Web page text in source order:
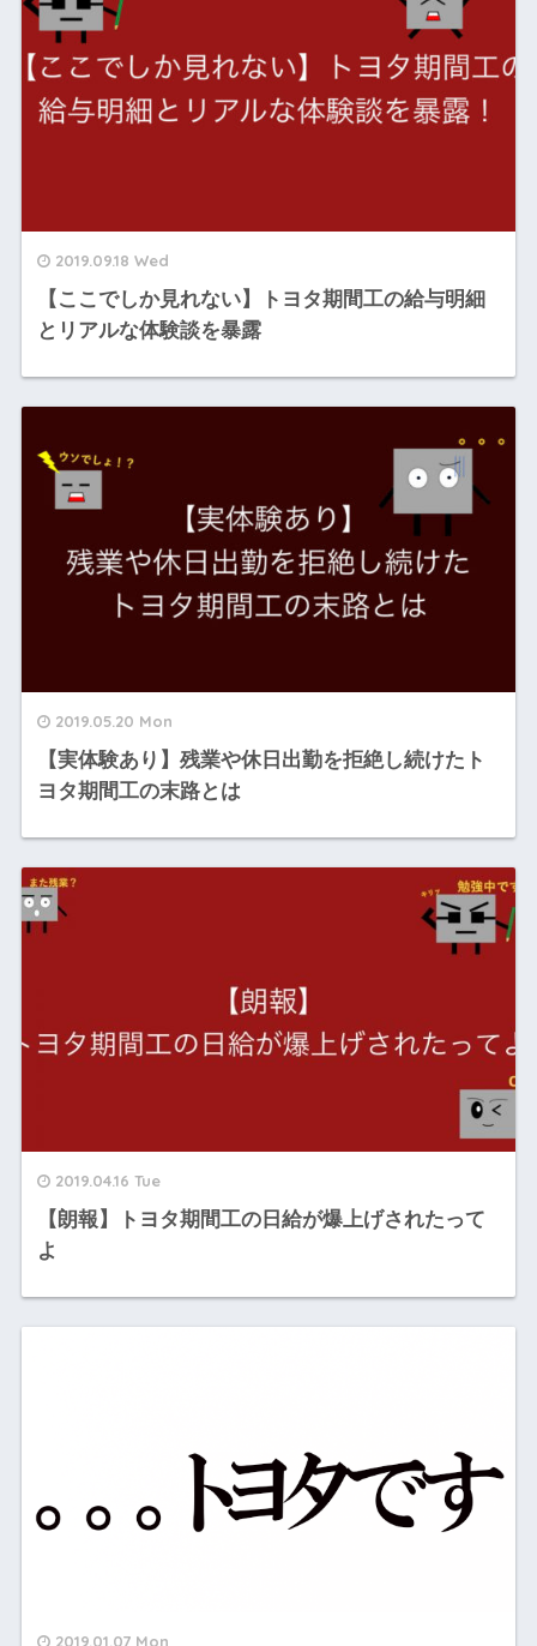
2019.09.18 Wed
【ここでしか見れない】トヨタ期間工の給与明細
とリアルな体験談を暴露
2019.05.20 Mon
【実体験あり】残業や休日出勤を拒絶し続けたト
ヨタ期間工の末路とは
2019.04.16 Tue
【朗報】トヨタ期間工の日給が爆上げされたって
よ
2019.01.07 Mon